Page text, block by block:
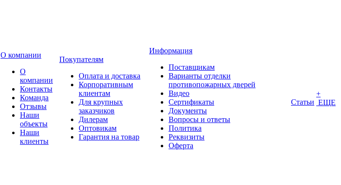
О компании
О
компании
Контакты
Команда
Отзывы
Наши
объекты
Наши
клиенты
Покупателям
Оплата и доставка
Корпоративным
клиентам
Для крупных
заказчиков
Дилерам
Оптовикам
Гарантия на товар
Информация
Поставщикам
Варианты отделки
противопожарных дверей
Видео
Сертификаты
Документы
Вопросы и ответы
Политика
Реквизиты
Оферта
Статьи
+
ЕЩЕ